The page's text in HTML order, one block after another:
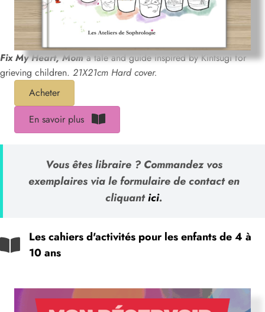
Fix My Heart, Mom a tale and guide inspired by Kintsugi for
grieving children. 21X21cm Hard cover.
Acheter
En savoir plus
Vous êtes libraire ? Commandez vos
exemplaires via le formulaire de contact en
cliquantici.
Les cahiers d'activités pour les enfants de 4 à
10 ans